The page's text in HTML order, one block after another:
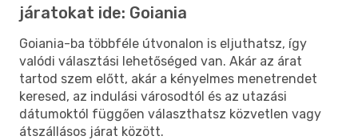
járatokat ide: Goiania
Goiania-ba többféle útvonalon is eljuthatsz, így
valódi választási lehetőséged van. Akár az árat
tartod szem előtt, akár a kényelmes menetrendet
keresed, az indulási városodtól és az utazási
dátumoktól függően választhatsz közvetlen vagy
átszállásos járat között.